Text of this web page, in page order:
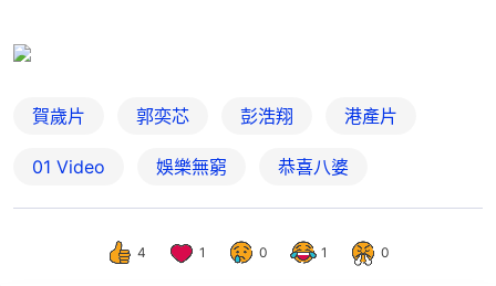
賀歲片 郭奕芯 彭浩翔 港產片
01 Video 娛樂無窮 恭喜八婆
4 1 0 1 0